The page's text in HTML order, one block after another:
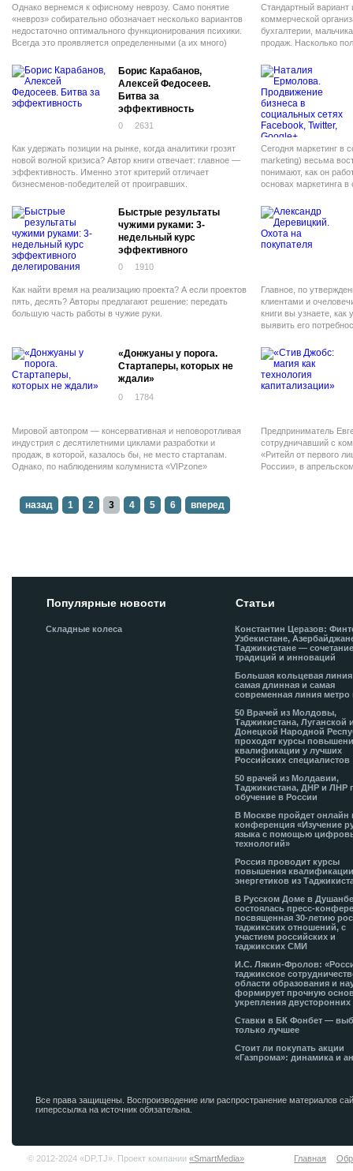
Однако вернемся к офисному неврозу. Само понятие
«невроз» собирательно обозначает несколько вариантов
недостаточно оптимального функционирования психики.
Всегда это проявляется определенными (а их много)
выше.
Стандартный вариант
коммерческой
бухгалтерии,
продаж. Насколько
Борис Карабанов,
Алексей Федосеев.
Битва за
эффективность
0 2631
Как удержать позиции на рынке, когда аналитики грозят
новой волной кризиса? Автор книги отвечает: главное —
эффективность. Именно этот критерий отличает
бизнесменов-победителей от проигравших.
Сегодня маркетинг в
marketing) весьма
понимают, как он
основах маркетинга в
Быстрые результаты
чужими руками: 3-
недельный курс
эффективного
делегирования
0 1910
Как найти время на реализацию проекта? А если проектов
пять, десять? Авторы предлагают решение: передать
большую часть работы в чужие руки.
Главное, по
клиентами и
книги вы узнаете, как
выявить его
«Донжуаны у порога.
Стартаперы, которых не
ждали»
0 1784
Мировой автопром — консервативная и неповоротливая
индустрия с десятилетними циклами разработки и
продаж, в которой, казалось бы, не место стартапам.
Однако, по наблюдениям колумниста «VIPzone»
Предприниматель
сотрудничавший с
«Ритейл от первого
России», в
назад 1 2 3 4 5 6 вперед
Популярные новости
Складные колеса
Статьи
Константин Церазов:
Узбекистане,
Таджикистане —
традиций и инноваций
Большая кольцевая
самая длинная и самая
современная линия метро
50 Врачей из Молдовы,
Таджикистана, Луганской
Донецкой Народной
проходят курсы
квалификации у лучших
Российских специалистов
50 врачей из Молдавии,
Таджикистана, ДНР и ЛНР
обучение в России
В Москве пройдет онлайн
конференция «Изучение
языка с помощью
технологий»
Россия проводит курсы
повышения
энергетиков из
В Русском Доме в
состоялась пресс-
посвященная 30-летию
таджикских отношений, с
участием российских и
таджикских СМИ
И.С. Лякин-Фролов:
таджикское
области образования и
формирует прочную
укрепления двусторонних
Ставки в БК Фонбет —
только лучшее
Стоит ли покупать акции
«Газпрома»: динамика и
Все права защищены. Воспроизводение или распространение материалов
гиперссылка на источник обязательна.
© 2012-2024 «DP.TJ». Проект компании «SmartMedia» Главная